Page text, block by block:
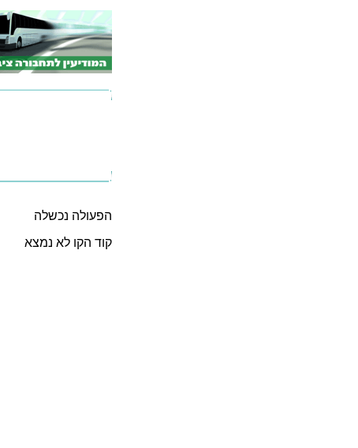
הפעולה נכשלה
קוד הקו לא נמצא